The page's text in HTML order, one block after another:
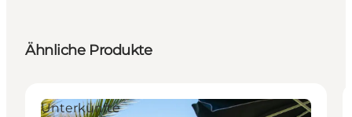
Ähnliche Produkte
Unterkünfte